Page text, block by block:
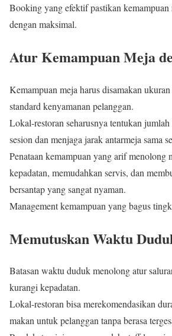
Booking yang efektif pastikan kemampuan
dengan maksimal.
Atur Kemampuan Meja
Kemampuan meja harus disamakan ukuran
standard kenyamanan pelanggan.
Lokal-restoran seharusnya tentukan
sesion dan menjaga jarak antarmeja sama
Penataan kemampuan yang arif menolong
kepadatan, memudahkan servis, dan
bersantap yang sangat nyaman.
Management kemampuan yang bagus
Memutuskan Waktu
Batasan waktu duduk menolong atur
kurangi kepadatan.
Lokal-restoran bisa merekomendasikan
makan untuk pelanggan tanpa berasa